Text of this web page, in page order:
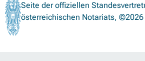
Seite der offiziellen
österreichischen Notariats, ©2026